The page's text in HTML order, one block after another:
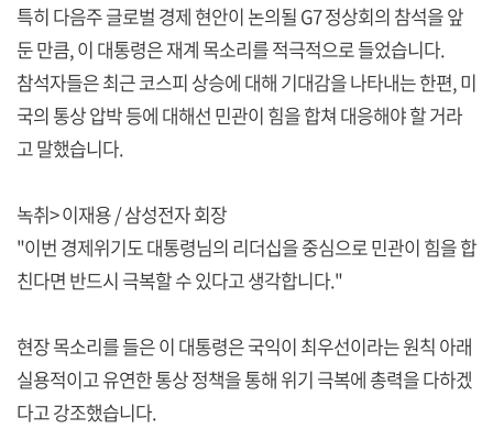
특히 다음주 글로벌 경제 현안이 논의될 G7 정상회의 참석을 앞
둔 만큼, 이 대통령은 재계 목소리를 적극적으로 들었습니다.
참석자들은 최근 코스피 상승에 대해 기대감을 나타내는 한편, 미
국의 통상 압박 등에 대해선 민관이 힘을 합쳐 대응해야 할 거라
고 말했습니다.
녹취> 이재용 / 삼성전자 회장
"이번 경제위기도 대통령님의 리더십을 중심으로 민관이 힘을 합
친다면 반드시 극복할 수 있다고 생각합니다."
현장 목소리를 들은 이 대통령은 국익이 최우선이라는 원칙 아래
실용적이고 유연한 통상 정책을 통해 위기 극복에 총력을 다하겠
다고 강조했습니다.